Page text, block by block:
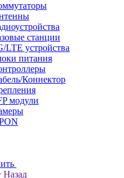
станции
LTE устройства
питания
Коннектор
модули
Назад